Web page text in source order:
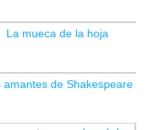
La mueca de la hoja
amantes de Shakespeare